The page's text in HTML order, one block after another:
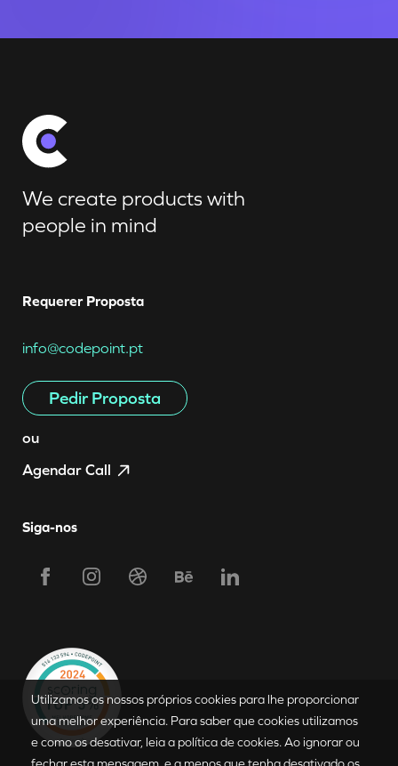
Requerer Proposta
We create products with
people in mind
Requerer Proposta
info@codepoint.pt
Pedir Proposta
ou
Agendar Call
Siga-nos
Utilizamos os nossos próprios cookies para lhe proporcionar
uma melhor experiência. Para saber que cookies utilizamos
e como os desativar, leia a política de cookies. Ao ignorar ou